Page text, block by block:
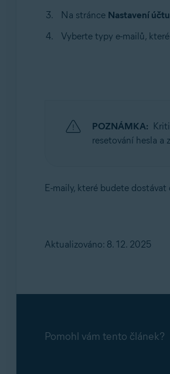
Na stránce Nastavení účtu
Vyberte typy e-mailů,
POZNÁMKA:
resetování hesla a
E-maily, které budete
Aktualizováno: 8. 12. 2025
Pomohl vám tento článek?